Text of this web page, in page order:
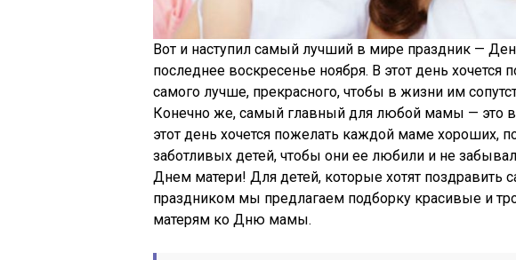
Вот и наступил самый лучший в мире праздник —
последнее воскресенье ноября. В этот день
самого лучше, прекрасного, чтобы в жизни им
Конечно же, самый главный для любой мамы — это
этот день хочется пожелать каждой маме хороших,
заботливых детей, чтобы они ее любили и не
Днем матери! Для детей, которые хотят поздравить
праздником мы предлагаем подборку красивые и
матерям ко Дню мамы.